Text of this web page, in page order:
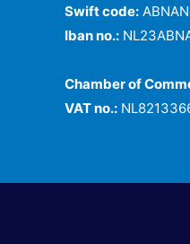
Swift code:
Iban no.:
Chamber of
VAT no.: